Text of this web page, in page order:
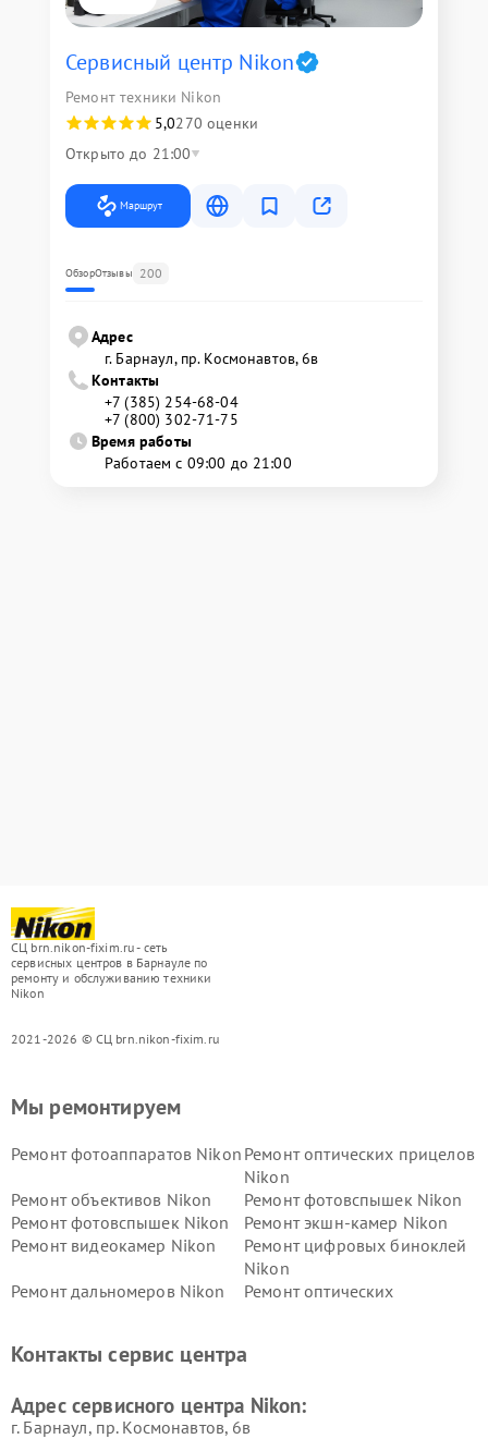
Сервисный центр Nikon
Ремонт техники Nikon
5,0270 оценки
Открыто до 21:00
Маршрут
ОбзорОтзывы 200
Адрес
г. Барнаул, ​пр. Космонавтов, 6в
Контакты
+7 (385) 254-68-04
+7 (800) 302-71-75
Время работы
Работаем с 09:00 до 21:00
СЦ brn.nikon-fixim.ru - сеть
сервисных центров в Барнауле по
ремонту и обслуживанию техники
Nikon
2021-2026 © СЦ brn.nikon-fixim.ru
Мы ремонтируем
Ремонт фотоаппаратов Nikon Ремонт оптических прицелов
Nikon
Ремонт объективов Nikon
Ремонт фотовспышек Nikon
Ремонт фотовспышек Nikon
Ремонт экшн-камер Nikon
Ремонт видеокамер Nikon
Ремонт цифровых биноклей
Nikon
Ремонт дальномеров Nikon
Ремонт оптических
Контакты сервис центра
Адрес сервисного центра Nikon:
г. Барнаул, ​пр. Космонавтов, 6в